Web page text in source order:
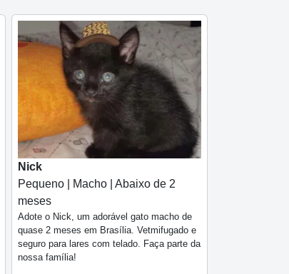
Nick
Pequeno | Macho | Abaixo de 2
meses
Adote o Nick, um adorável gato macho de
quase 2 meses em Brasília. Vetmifugado e
seguro para lares com telado. Faça parte da
nossa família!